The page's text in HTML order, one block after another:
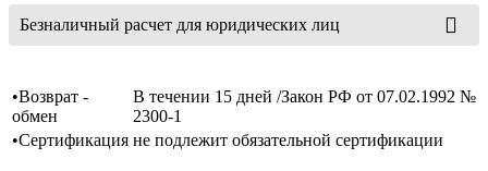
Безналичный расчет для юридических лиц
•Возврат -
обмен
В течении 15 дней /Закон РФ от 07.02.1992 №
2300-1
•Сертификация не подлежит обязательной сертификации